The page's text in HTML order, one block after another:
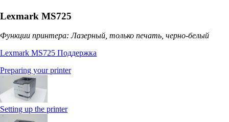
Lexmark MS725
Функции принтера: Лазерный, только печать, черно-белый
Lexmark MS725 Поддержка
Preparing your printer
Setting up the printer